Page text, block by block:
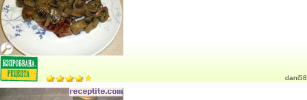
dani58